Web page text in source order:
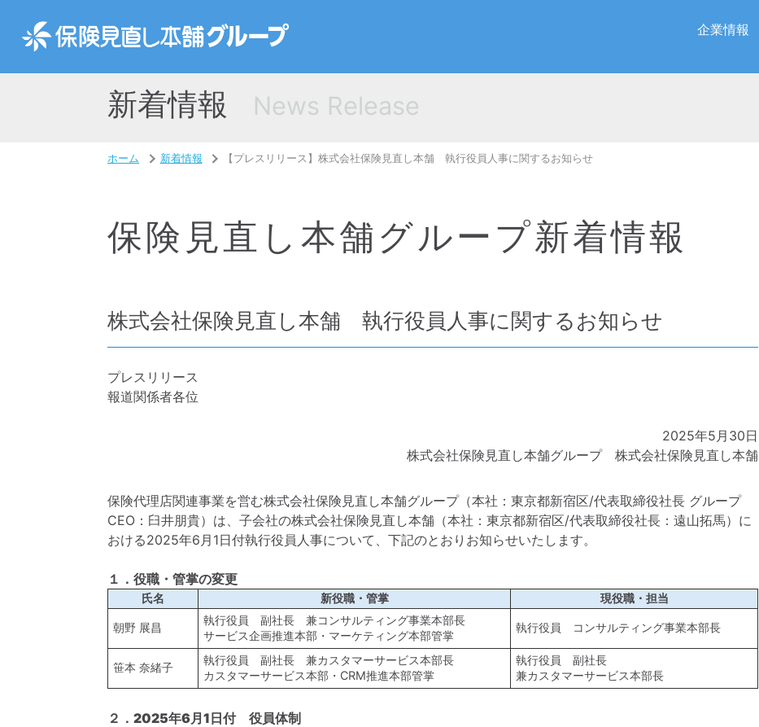
企業情報
新着情報 News Release
ホーム 新着情報 【プレスリリース】株式会社保険見直し本舗 執行役員人事に関するお知らせ
保険見直し本舗グループ新着情報
株式会社保険見直し本舗 執行役員人事に関するお知らせ
プレスリリース
報道関係者各位
2025年5月30日
株式会社保険見直し本舗グループ 株式会社保険見直し本舗
保険代理店関連事業を営む株式会社保険見直し本舗グループ（本社：東京都新宿区/代表取締役社長 グループ
CEO：臼井朋貴）は、子会社の株式会社保険見直し本舗（本社：東京都新宿区/代表取締役社長：遠山拓馬）に
おける2025年6月1日付執行役員人事について、下記のとおりお知らせいたします。
１．役職・管掌の変更
氏名 新役職・管掌 現役職・担当
朝野 展昌
執行役員 副社長 兼コンサルティング事業本部長
サービス企画推進本部・マーケティング本部管掌
執行役員 コンサルティング事業本部長
笹本 奈緒子
執行役員 副社長 兼カスタマーサービス本部長
カスタマーサービス本部・CRM推進本部管掌
執行役員 副社長
兼カスタマーサービス本部長
２．2025年6月1日付 役員体制